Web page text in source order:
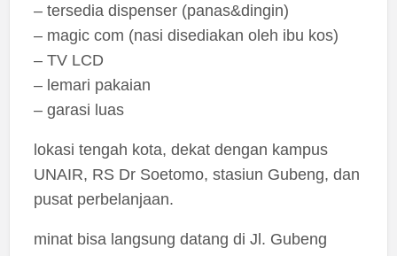
– tersedia dispenser (panas&dingin)
– magic com (nasi disediakan oleh ibu kos)
– TV LCD
– lemari pakaian
– garasi luas
lokasi tengah kota, dekat dengan kampus
UNAIR, RS Dr Soetomo, stasiun Gubeng, dan
pusat perbelanjaan.
minat bisa langsung datang di Jl. Gubeng